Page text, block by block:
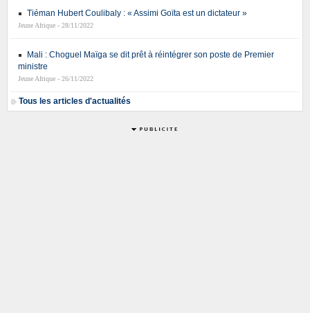
Tiéman Hubert Coulibaly : « Assimi Goïta est un dictateur »
Jeune Afrique - 28/11/2022
Mali : Choguel Maïga se dit prêt à réintégrer son poste de Premier
ministre
Jeune Afrique - 26/11/2022
Tous les articles d'actualités